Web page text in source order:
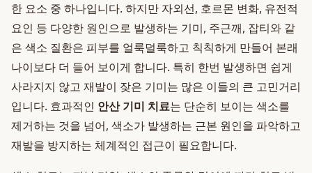
한 요소 중 하나입니다. 하지만 자외선, 호르몬 변화, 유전적
요인 등 다양한 원인으로 발생하는 기미, 주근깨, 잡티와 같
은 색소 질환은 피부를 얼룩덜룩하고 칙칙하게 만들어 본래
나이보다 더 들어 보이게 합니다. 특히 한번 발생하면 쉽게
사라지지 않고 재발이 잦은 기미는 많은 이들의 큰 고민거리
입니다. 효과적인 안산 기미 치료는 단순히 보이는 색소를
제거하는 것을 넘어, 색소가 발생하는 근본 원인을 파악하고
재발을 방지하는 체계적인 접근이 필요합니다.